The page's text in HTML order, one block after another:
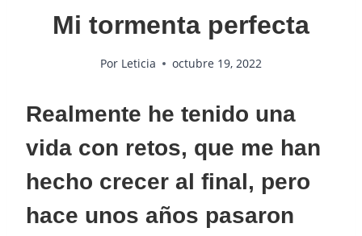
Mi tormenta perfecta
Por Leticia octubre 19, 2022
Realmente he tenido una
vida con retos, que me han
hecho crecer al final, pero
hace unos años pasaron